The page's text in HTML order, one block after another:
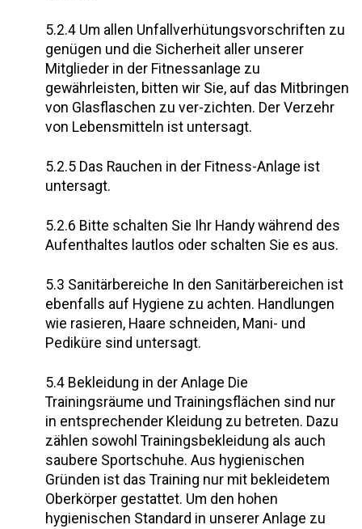
5.2.4 Um allen Unfallverhütungsvorschriften zu
genügen und die Sicherheit aller unserer
Mitglieder in der Fitnessanlage zu
gewährleisten, bitten wir Sie, auf das Mitbringen
von Glasflaschen zu ver-zichten. Der Verzehr
von Lebensmitteln ist untersagt.
5.2.5 Das Rauchen in der Fitness-Anlage ist
untersagt.
5.2.6 Bitte schalten Sie Ihr Handy während des
Aufenthaltes lautlos oder schalten Sie es aus.
5.3 Sanitärbereiche In den Sanitärbereichen ist
ebenfalls auf Hygiene zu achten. Handlungen
wie rasieren, Haare schneiden, Mani- und
Pediküre sind untersagt.
5.4 Bekleidung in der Anlage Die
Trainingsräume und Trainingsflächen sind nur
in entsprechender Kleidung zu betreten. Dazu
zählen sowohl Trainingsbekleidung als auch
saubere Sportschuhe. Aus hygienischen
Gründen ist das Training nur mit bekleidetem
Oberkörper gestattet. Um den hohen
hygienischen Standard in unserer Anlage zu